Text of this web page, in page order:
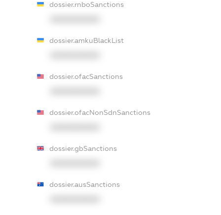
dossier.rnboSanctions
dossier.amkuBlackList
dossier.ofacSanctions
dossier.ofacNonSdnSanctions
dossier.gbSanctions
dossier.ausSanctions